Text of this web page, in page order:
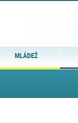
MLÁDEŽ